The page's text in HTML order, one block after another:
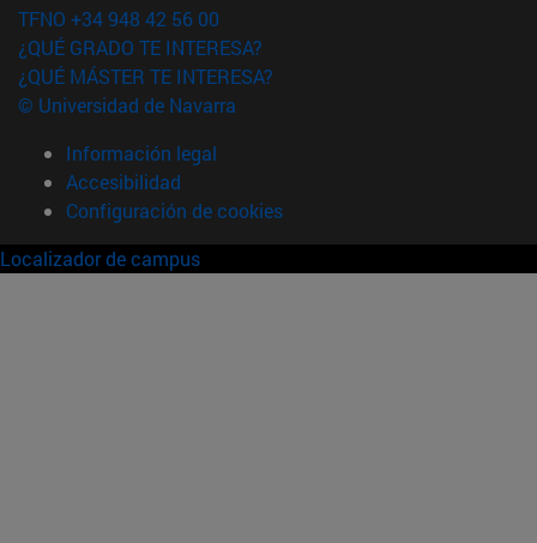
TFNO +34 948 42 56 00
¿QUÉ GRADO TE INTERESA?
¿QUÉ MÁSTER TE INTERESA?
© Universidad de Navarra
Información legal
Accesibilidad
Configuración de cookies
Localizador de campus